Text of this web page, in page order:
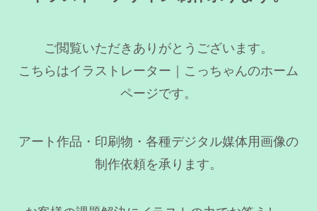
ご閲覧いただきありがとうございます。
こちらはイラストレーター｜こっちゃんのホーム
ページです。
アート作品・印刷物・各種デジタル媒体用画像の
制作依頼を承ります。